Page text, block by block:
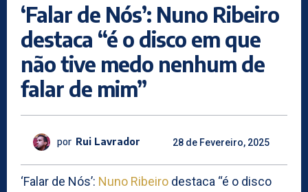
‘Falar de Nós’: Nuno Ribeiro
destaca “é o disco em que
não tive medo nenhum de
falar de mim”
por Rui Lavrador 28 de Fevereiro, 2025
‘Falar de Nós’: Nuno Ribeiro destaca “é o disco